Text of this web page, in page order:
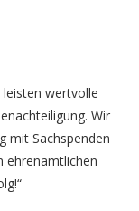
leisten wertvolle
Wir
mit Sachspenden
ehrenamtlichen